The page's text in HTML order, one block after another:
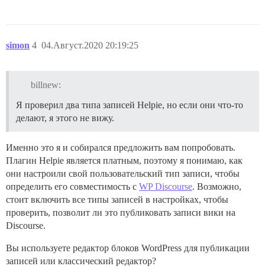
simon 04.Август.2020 20:19:25
4
billnew:
Я проверил два типа записей Helpie, но если они что-то
делают, я этого не вижу.
Именно это я и собирался предложить вам попробовать.
Плагин Helpie является платным, поэтому я понимаю, как
они настроили свой пользовательский тип записи, чтобы
определить его совместимость с WP Discourse. Возможно,
стоит включить все типы записей в настройках, чтобы
проверить, позволит ли это публиковать записи вики на
Discourse.
Вы используете редактор блоков WordPress для публикации
записей или классический редактор?